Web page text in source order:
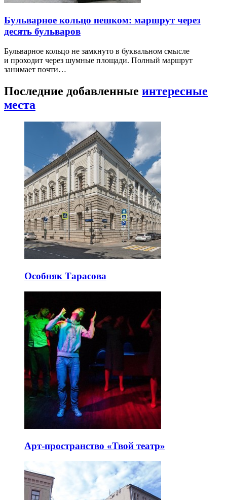
Бульварное кольцо пешком: маршрут через
десять бульваров
Бульварное кольцо не замкнуто в буквальном смысле
и проходит через шумные площади. Полный маршрут
занимает почти…
Последние добавленные интересные
места
Особняк Тарасова
Арт-пространство «Твой театр»